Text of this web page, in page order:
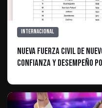
Internacional
Nueva Fuerza Civil de
Confianza y Desempeño